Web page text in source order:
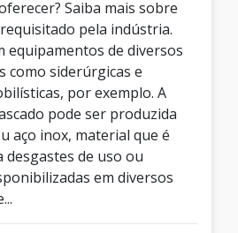
Saiba mais sobre
pela indústria.
equipamentos de diversos
como siderúrgicas e
por exemplo. A
pode ser produzida
aço inox, material que é
de uso ou
em diversos